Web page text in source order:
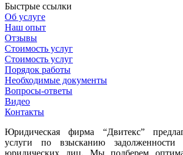
Быстрые ссылки
Об услуге
Наш опыт
Отзывы
Стоимость услуг
Стоимость услуг
Порядок работы
Необходимые документы
Вопросы-ответы
Видео
Контакты
Юридическая фирма “Двитекс”
услуги по взысканию
юридических лиц. Мы подберем